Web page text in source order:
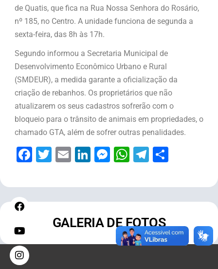
de Quatis, que fica na Rua Nossa Senhora do Rosário,
nº 185, no Centro. A unidade funciona de segunda a
sexta-feira, das 8h às 17h.
Segundo informou a Secretaria Municipal de
Desenvolvimento Econômico Urbano e Rural
(SMDEUR), a medida garante a oficialização da
criação de rebanhos. Os proprietários que não
atualizarem os seus cadastros sofrerão com o
bloqueio para o trânsito de animais em propriedades, o
chamado GTA, além de sofrer outras penalidades.
Facebook
Twitter
EmailLinkedIn
Messenger
WhatsApp
Telegram
GALERIA DE FOTOS